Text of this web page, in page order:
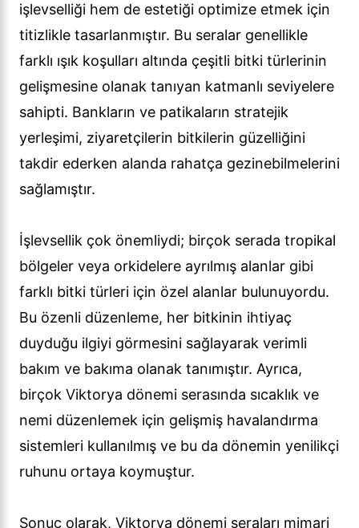
işlevselliği hem de estetiği optimize etmek için
titizlikle tasarlanmıştır. Bu seralar genellikle
farklı ışık koşulları altında çeşitli bitki türlerinin
gelişmesine olanak tanıyan katmanlı seviyelere
sahipti. Bankların ve patikaların stratejik
yerleşimi, ziyaretçilerin bitkilerin güzelliğini
takdir ederken alanda rahatça gezinebilmelerini
sağlamıştır.
İşlevsellik çok önemliydi; birçok serada tropikal
bölgeler veya orkidelere ayrılmış alanlar gibi
farklı bitki türleri için özel alanlar bulunuyordu.
Bu özenli düzenleme, her bitkinin ihtiyaç
duyduğu ilgiyi görmesini sağlayarak verimli
bakım ve bakıma olanak tanımıştır. Ayrıca,
birçok Viktorya dönemi serasında sıcaklık ve
nemi düzenlemek için gelişmiş havalandırma
sistemleri kullanılmış ve bu da dönemin yenilikçi
ruhunu ortaya koymuştur.
Sonuç olarak, Viktorya dönemi seraları mimari